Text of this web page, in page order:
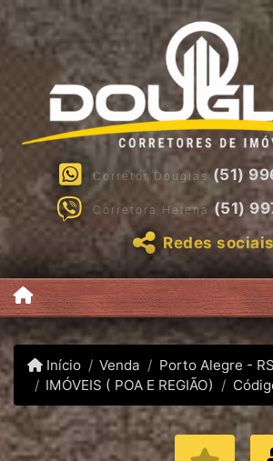
Corretor Douglas (51)
Corretora Helena (51)
Redes sociais
Início Venda
Porto Alegre - RS
IMÓVEIS ( POA E REGIÃO)